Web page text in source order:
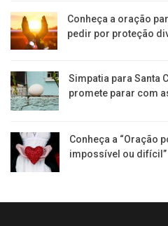
Conheça a oração
pedir por proteção
Simpatia para Santa
promete parar com
Conheça a “Oração
impossível ou difícil”